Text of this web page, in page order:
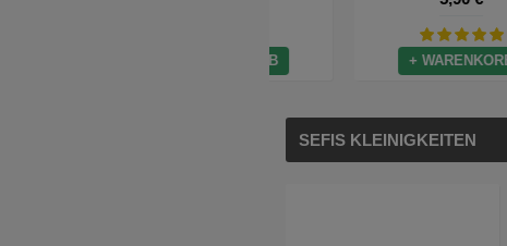
+ WARENKORB
SEFIS KLEINIGKEITEN